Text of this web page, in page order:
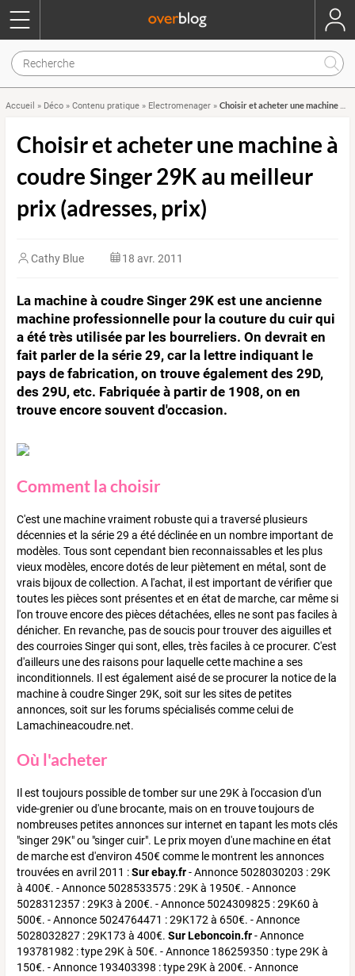
Accueil » Déco » Contenu pratique » Electromenager » Choisir et acheter une machine à coudre Singer 29K au meilleur prix (adresses, prix)
Choisir et acheter une machine à
coudre Singer 29K au meilleur
prix (adresses, prix)
Cathy Blue 18 avr. 2011
La machine à coudre Singer 29K est une ancienne
machine professionnelle pour la couture du cuir qui
a été très utilisée par les bourreliers. On devrait en
fait parler de la série 29, car la lettre indiquant le
pays de fabrication, on trouve également des 29D,
des 29U, etc. Fabriquée à partir de 1908, on en
trouve encore souvent d'occasion.
Comment la choisir
C'est une machine vraiment robuste qui a traversé plusieurs
décennies et la série 29 a été déclinée en un nombre important de
modèles. Tous sont cependant bien reconnaissables et les plus
vieux modèles, encore dotés de leur piètement en métal, sont de
vrais bijoux de collection. A l'achat, il est important de vérifier que
toutes les pièces sont présentes et en état de marche, car même si
l'on trouve encore des pièces détachées, elles ne sont pas faciles à
dénicher. En revanche, pas de soucis pour trouver des aiguilles et
des courroies Singer qui sont, elles, très faciles à ce procurer. C'est
d'ailleurs une des raisons pour laquelle cette machine a ses
inconditionnels. Il est également aisé de se procurer la notice de la
machine à coudre Singer 29K, soit sur les sites de petites
annonces, soit sur les forums spécialisés comme celui de
Lamachineacoudre.net.
Où l'acheter
Il est toujours possible de tomber sur une 29K à l'occasion d'un
vide-grenier ou d'une brocante, mais on en trouve toujours de
nombreuses petites annonces sur internet en tapant les mots clés
"singer 29K" ou "singer cuir". Le prix moyen d'une machine en état
de marche est d'environ 450€ comme le montrent les annonces
trouvées en avril 2011 :Sur ebay.fr- Annonce 5028030203 : 29K
à 400€. - Annonce 5028533575 : 29K à 1950€. - Annonce
5028312357 : 29K3 à 200€. - Annonce 5024309825 : 29K60 à
500€. - Annonce 5024764471 : 29K172 à 650€. - Annonce
5028032827 : 29K173 à 400€. Sur Leboncoin.fr- Annonce
193781982 : type 29K à 50€. - Annonce 186259350 : type 29K à
150€. - Annonce 193403398 : type 29K à 200€. - Annonce